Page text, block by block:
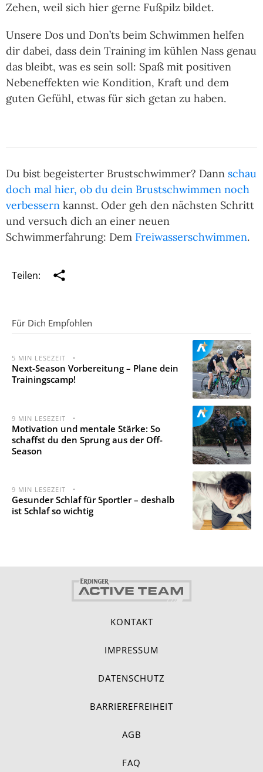
Zehen, weil sich hier gerne Fußpilz bildet.
Unsere Dos und Don’ts beim Schwimmen helfen
dir dabei, dass dein Training im kühlen Nass genau
das bleibt, was es sein soll: Spaß mit positiven
Nebeneffekten wie Kondition, Kraft und dem
guten Gefühl, etwas für sich getan zu haben.
Du bist begeisterter Brustschwimmer? Dann schau
doch mal hier, ob du dein Brustschwimmen noch
verbessern kannst. Oder geh den nächsten Schritt
und versuch dich an einer neuen
Schwimmerfahrung: Dem Freiwasserschwimmen.
Teilen:
Für Dich Empfohlen
5 MIN LESEZEIT •
Next-Season Vorbereitung – Plane dein
Trainingscamp!
9 MIN LESEZEIT •
Motivation und mentale Stärke: So
schaffst du den Sprung aus der Off-
Season
9 MIN LESEZEIT •
Gesunder Schlaf für Sportler – deshalb
ist Schlaf so wichtig
KONTAKT
IMPRESSUM
DATENSCHUTZ
BARRIEREFREIHEIT
AGB
FAQ